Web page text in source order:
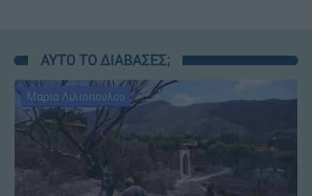
ΑΥΤΟ ΤΟ ΔΙΑΒΑΣΕΣ;
Μαρία Λιλιοπούλου